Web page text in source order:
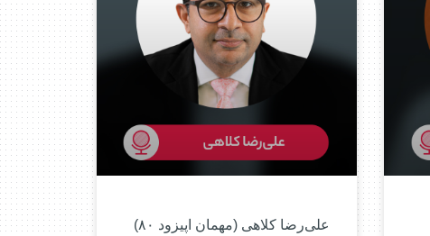
علی‌رضا کلاهی (مهمان اپیزود ۸۰)